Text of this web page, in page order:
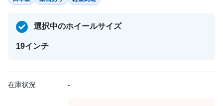
選択中のホイールサイズ
19インチ
在庫状況 -